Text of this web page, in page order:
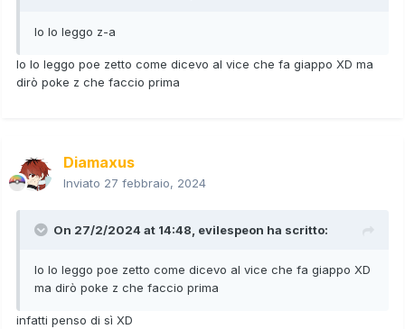
Io lo leggo z-a
Io lo leggo poe zetto come dicevo al vice che fa giappo XD ma
dirò poke z che faccio prima
Diamaxus
Inviato 27 febbraio, 2024
On 27/2/2024 at 14:48, evilespeon ha scritto:
Io lo leggo poe zetto come dicevo al vice che fa giappo XD
ma dirò poke z che faccio prima
infatti penso di sì XD